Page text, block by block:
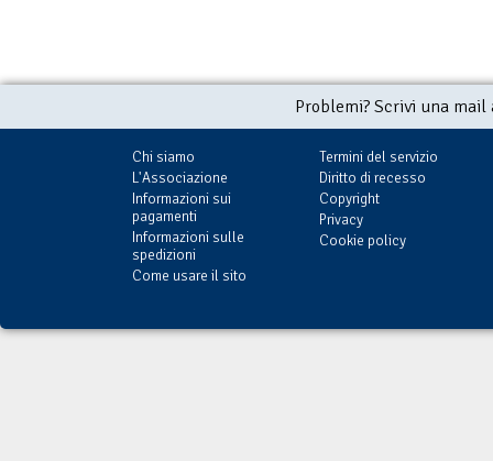
Problemi? Scrivi una
Chi siamo
L'Associazione
Informazioni sui
pagamenti
Informazioni sulle
spedizioni
Come usare il sito
Termini del servizio
Diritto di recesso
Copyright
Privacy
Cookie policy